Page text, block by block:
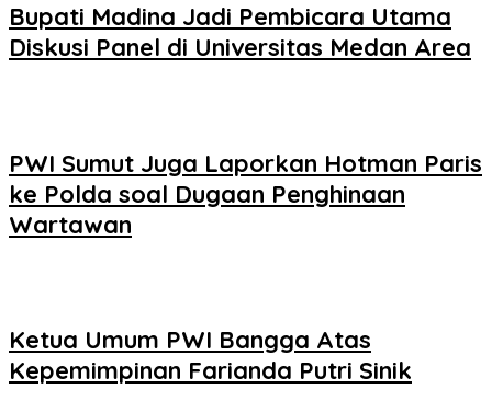
Bupati Madina Jadi Pembicara Utama
Diskusi Panel di Universitas Medan Area
PWI Sumut Juga Laporkan Hotman Paris
ke Polda soal Dugaan Penghinaan
Wartawan
Ketua Umum PWI Bangga Atas
Kepemimpinan Farianda Putri Sinik